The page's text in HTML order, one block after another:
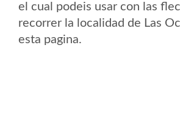
el cual podeis usar con las
recorrer la localidad de Las
esta pagina.